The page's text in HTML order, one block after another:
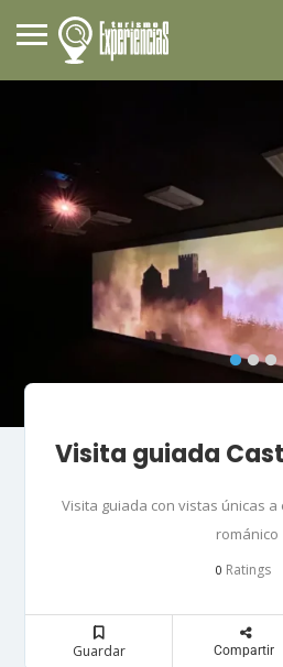
Visita guiada
Visita guiada con vistas únicas
románico
0 Ratings
Guardar Compartir